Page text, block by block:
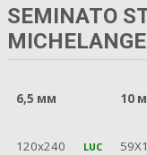
SEMINATO
6,5 мм 10
120x240 LUC